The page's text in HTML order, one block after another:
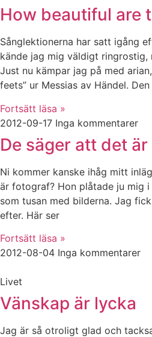
How beautiful are
Sånglektionerna har satt igång
kände jag mig väldigt
Just nu kämpar jag på med
feets” ur Messias av Händel. Den
Fortsätt läsa »
2012-09-17 Inga kommentarer
De säger att det
Ni kommer kanske ihåg mitt
är fotograf? Hon plåtade ju mig
som tusan med bilderna. Jag
efter. Här ser
Fortsätt läsa »
2012-08-04 Inga kommentarer
Livet
Vänskap är lycka
Jag är så otroligt glad och